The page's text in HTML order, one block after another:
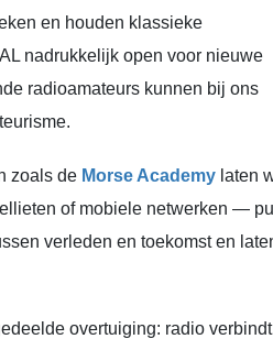
en houden klassieke
nadrukkelijk open voor nieuwe
radioamateurs kunnen bij ons
zoals de Morse Academy laten
of mobiele netwerken —
verleden en toekomst en
overtuiging: radio